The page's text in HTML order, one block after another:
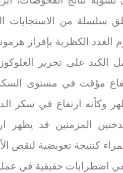
سلسلة من الاستجابات
الغدد الكظرية بإفراز
الكبد على تحرير
مؤقت في مستوى
وكأنه ارتفاع في سكر
المزمنين قد يظهر
كنتيجة تعويضية لنقص
اضطرابات حقيقية في